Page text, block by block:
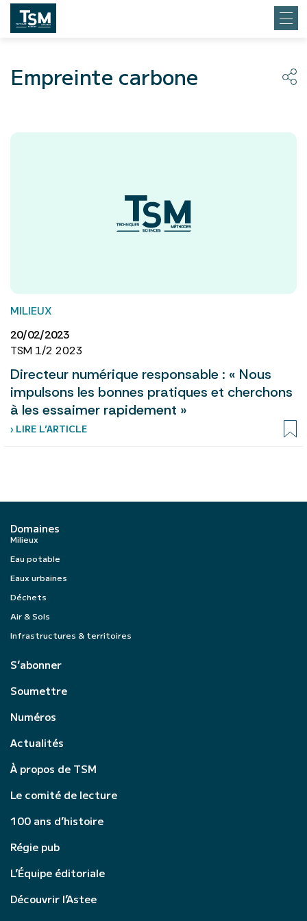
Empreinte carbone
MILIEUX
20/02/2023
TSM 1/2 2023
Directeur numérique responsable : « Nous
impulsons les bonnes pratiques et cherchons
à les essaimer rapidement »
› LIRE L’ARTICLE
Domaines
Milieux
Eau potable
Eaux urbaines
Déchets
Air & Sols
Infrastructures & territoires
S’abonner
Soumettre
Numéros
Actualités
À propos de TSM
Le comité de lecture
100 ans d’histoire
Régie pub
L’Équipe éditoriale
Découvrir l’Astee